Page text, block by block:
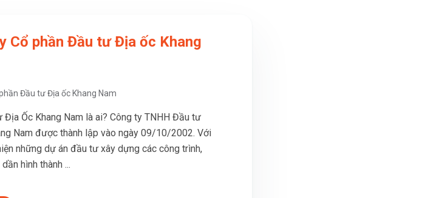
Cổ phần Đầu tư Địa ốc Khang
Đầu tư Địa ốc Khang Nam
Địa Ốc Khang Nam là ai? Công ty TNHH Đầu tư
Nam được thành lập vào ngày 09/10/2002. Với
những dự án đầu tư xây dựng các công trình,
hình thành ...